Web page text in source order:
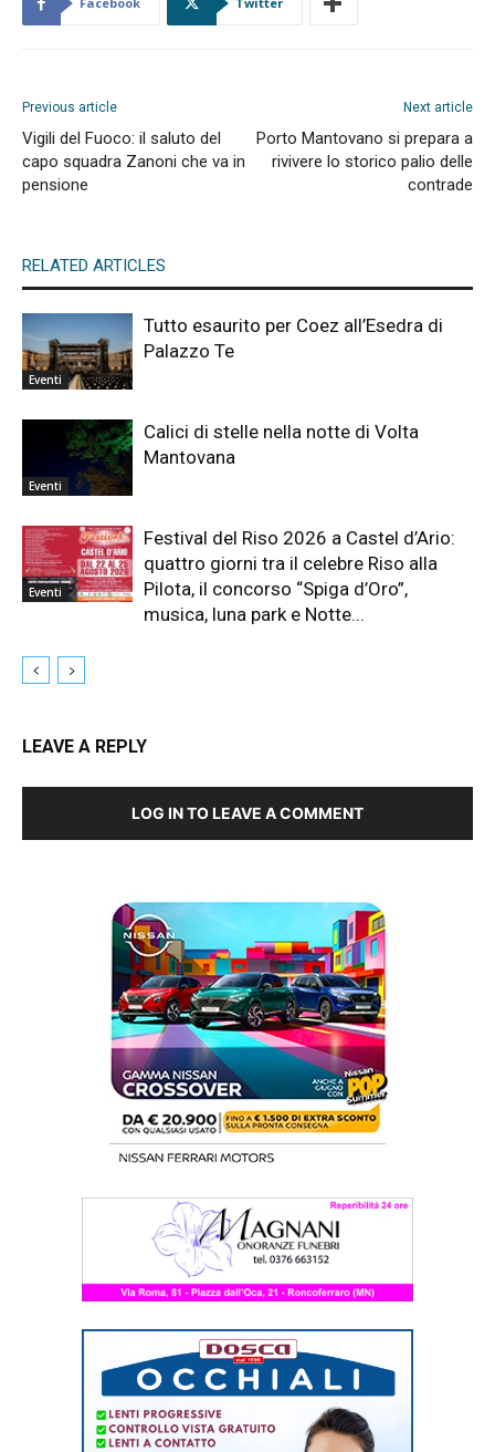
Previous article
Vigili del Fuoco: il saluto del
capo squadra Zanoni che va in
pensione
Next article
Porto Mantovano si prepara a
rivivere lo storico palio delle
contrade
RELATED ARTICLES
Eventi
Tutto esaurito per Coez all’Esedra di
Palazzo Te
Eventi
Calici di stelle nella notte di Volta
Mantovana
Eventi
Festival del Riso 2026 a Castel d’Ario:
quattro giorni tra il celebre Riso alla
Pilota, il concorso “Spiga d’Oro”,
musica, luna park e Notte...
LEAVE A REPLY
LOG IN TO LEAVE A COMMENT